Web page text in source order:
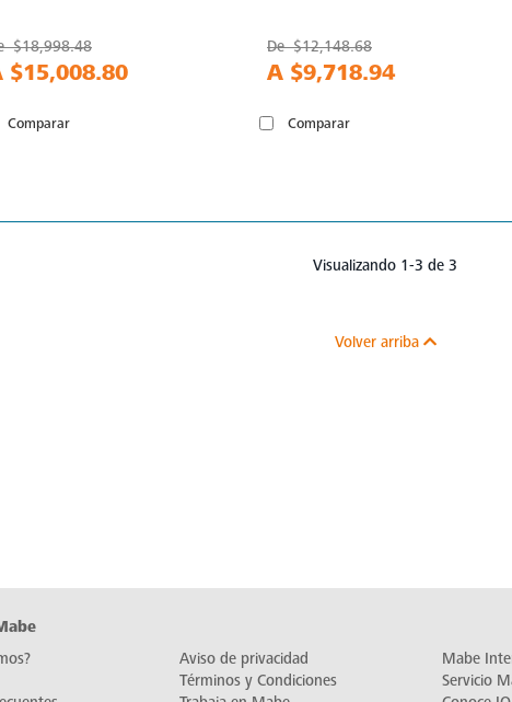
$18,998.48
$15,008.80
Comparar
De$12,148.68
A $9,718.94
Comparar
Visualizando 1-3 de 3
Volver arriba
Aviso de privacidad
Términos y Condiciones
Mabe
Servicio